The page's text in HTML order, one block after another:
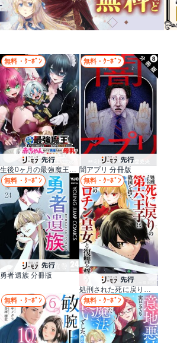
無料・ｸｰﾎﾟﾝ
生後0ヶ月の最強魔王 食べるだけ強くなるチート能力持ち転生者だけど赤ちゃんなので英雄たちの母乳で成長して無双します
無料・ｸｰﾎﾟﾝ
闇アプリ 分冊版
無料・ｸｰﾎﾟﾝ
勇者遺族 分冊版
無料・ｸｰﾎﾟﾝ
処刑された死に戻りの第六王子は故国を捨て、隣国のギロチン皇女と復讐を誓う（分冊版）
無料・ｸｰﾎﾟﾝ 無料・ｸｰﾎﾟﾝ